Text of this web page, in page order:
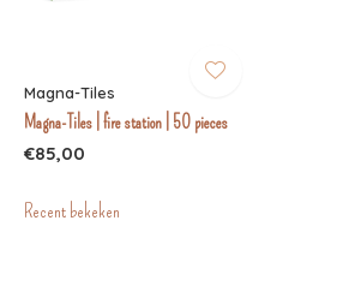
Magna-Tiles
Magna-Tiles | fire station | 50 pieces
€85,00
Recent bekeken